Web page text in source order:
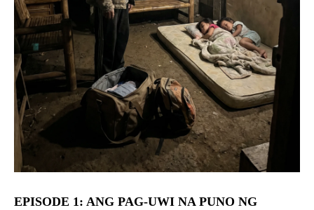
EPISODE 1: ANG PAG-UWI NA PUNO NG